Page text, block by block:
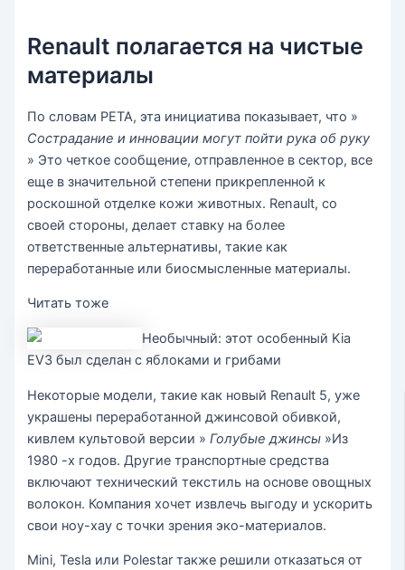
Renault полагается на чистые
материалы
По словам PETA, эта инициатива показывает, что »
Сострадание и инновации могут пойти рука об руку
» Это четкое сообщение, отправленное в сектор, все
еще в значительной степени прикрепленной к
роскошной отделке кожи животных. Renault, со
своей стороны, делает ставку на более
ответственные альтернативы, такие как
переработанные или биосмысленные материалы.
Читать тоже
Необычный: этот особенный Kia
EV3 был сделан с яблоками и грибами
Некоторые модели, такие как новый Renault 5, уже
украшены переработанной джинсовой обивкой,
кивлем культовой версии »Голубые джинсы »Из
1980 -х годов. Другие транспортные средства
включают технический текстиль на основе овощных
волокон. Компания хочет извлечь выгоду и ускорить
свои ноу-хау с точки зрения эко-материалов.
Mini, Tesla или Polestar также решили отказаться от